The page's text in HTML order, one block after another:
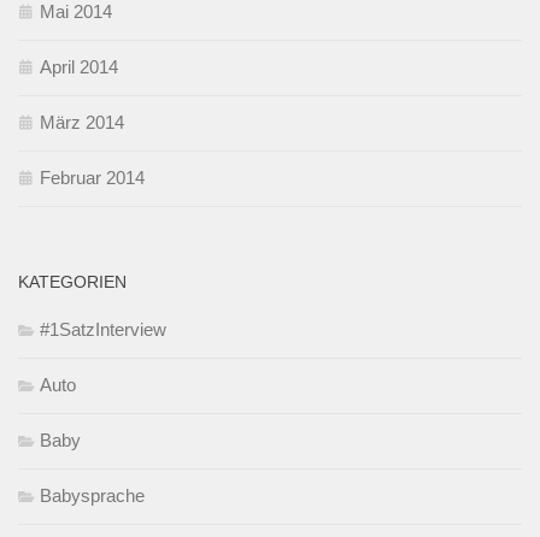
Mai 2014
April 2014
März 2014
Februar 2014
KATEGORIEN
#1SatzInterview
Auto
Baby
Babysprache